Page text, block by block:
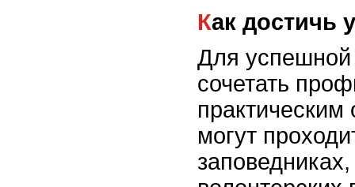
Как
Для
сочетать
могут